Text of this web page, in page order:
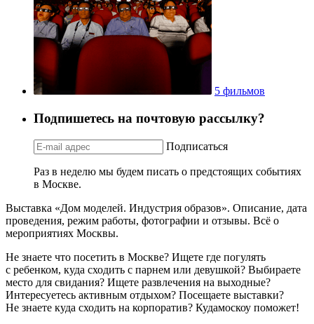
5 фильмов
Подпишетесь на почтовую рассылку?
Подписаться
Раз в неделю мы будем писать о предстоящих событиях
в Москве.
Выставка «Дом моделей. Индустрия образов». Описание, дата
проведения, режим работы, фотографии и отзывы. Всё о
мероприятиях Москвы.
Не знаете что посетить в Москве? Ищете где погулять
с ребенком, куда сходить с парнем или девушкой? Выбираете
место для свидания? Ищете развлечения на выходные?
Интересуетесь активным отдыхом? Посещаете выставки?
Не знаете куда сходить на корпоратив? Кудамоскоу поможет!